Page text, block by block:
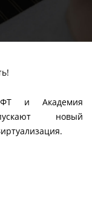
и Академия
новый